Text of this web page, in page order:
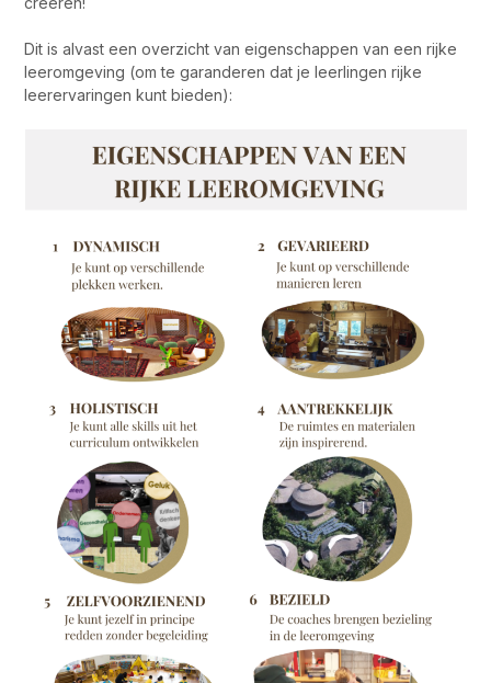
Dit is alvast een overzicht van eigenschappen van een rijke
leeromgeving (om te garanderen dat je leerlingen rijke
leerervaringen kunt bieden):